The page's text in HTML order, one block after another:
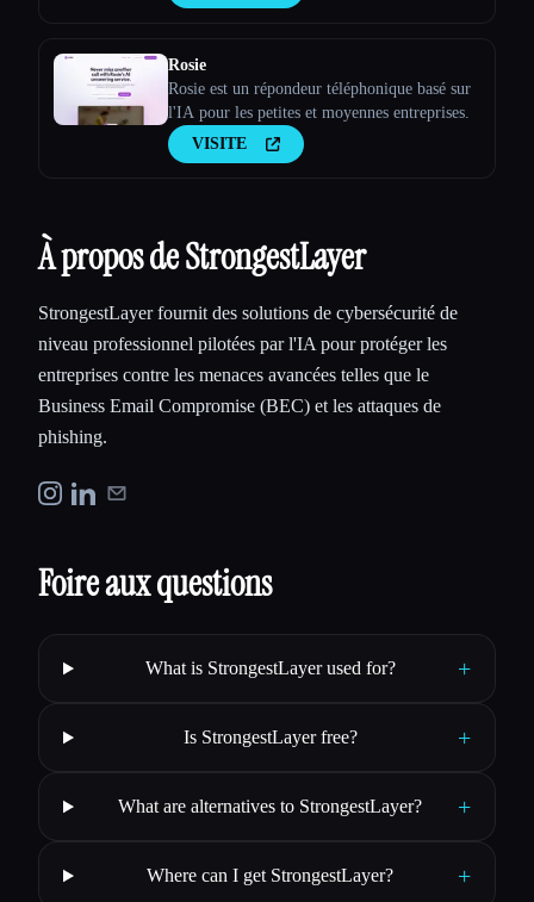
Rosie
Rosie est un répondeur téléphonique basé sur
l'IA pour les petites et moyennes entreprises.
VISITE
À propos de StrongestLayer
StrongestLayer fournit des solutions de cybersécurité de
niveau professionnel pilotées par l'IA pour protéger les
entreprises contre les menaces avancées telles que le
Business Email Compromise (BEC) et les attaques de
phishing.
Foire aux questions
What is StrongestLayer used for? +
Is StrongestLayer free? +
What are alternatives to StrongestLayer? +
Where can I get StrongestLayer? +